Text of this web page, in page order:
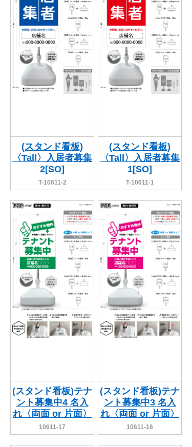
(スタンド看板)
〈Tall〉入居者募集
2[SO]
T-10611-2
(スタンド看板)
〈Tall〉入居者募集
1[SO]
T-10611-1
(スタンド看板)テナ
ント募集中4 名入
れ〈両面 or 片面〉
10611-17
(スタンド看板)テナ
ント募集中3 名入
れ〈両面 or 片面〉
10611-16